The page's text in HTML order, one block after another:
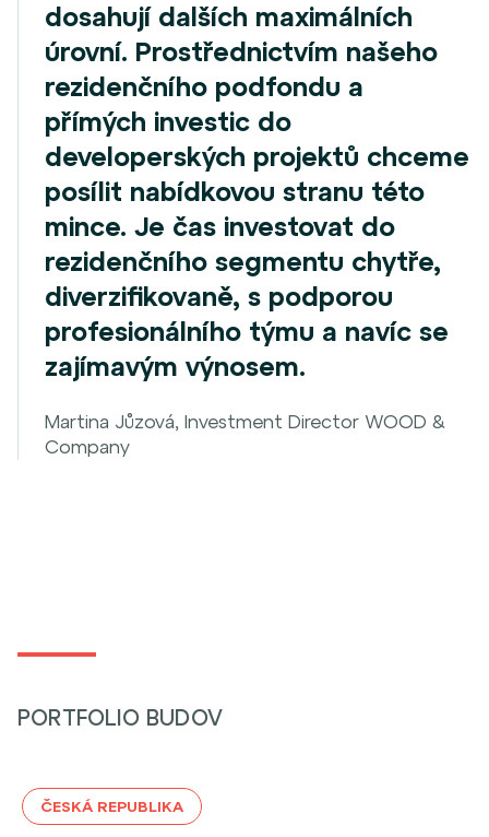
dosahují dalších maximálních
úrovní. Prostřednictvím našeho
rezidenčního podfondu a
přímých investic do
developerských projektů chceme
posílit nabídkovou stranu této
mince. Je čas investovat do
rezidenčního segmentu chytře,
diverzifikovaně, s podporou
profesionálního týmu a navíc se
zajímavým výnosem.
Martina Jůzová, Investment Director WOOD &
Company
PORTFOLIO BUDOV
ČESKÁ REPUBLIKA